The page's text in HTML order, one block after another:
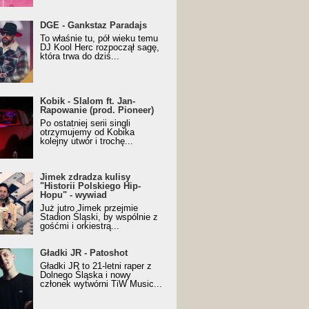
z nagrodą za
Trueschoolowy
Roku (Popkillery 2023)
DGE - Gankstaz Paradajs
To właśnie tu, pół wieku temu
DJ Kool Herc rozpoczął sagę,
która trwa do dziś...
- Slalom ft. Jan-
(prod. Pioneer)
Music Visualiser]
Kobik - Slalom ft. Jan-
Rapowanie (prod. Pioneer)
Po ostatniej serii singli
otrzymujemy od Kobika
kolejny utwór i trochę...
zdradza kulisy "Historii
Hip-Hopu" - wywiad
Jimek zdradza kulisy
"Historii Polskiego Hip-
Hopu" - wywiad
Już jutro Jimek przejmie
Stadion Śląski, by wspólnie z
gośćmi i orkiestrą...
JR - Patoshot
Gładki JR - Patoshot
Gładki JR to 21-letni raper z
Dolnego Śląska i nowy
członek wytwórni TiW Music...